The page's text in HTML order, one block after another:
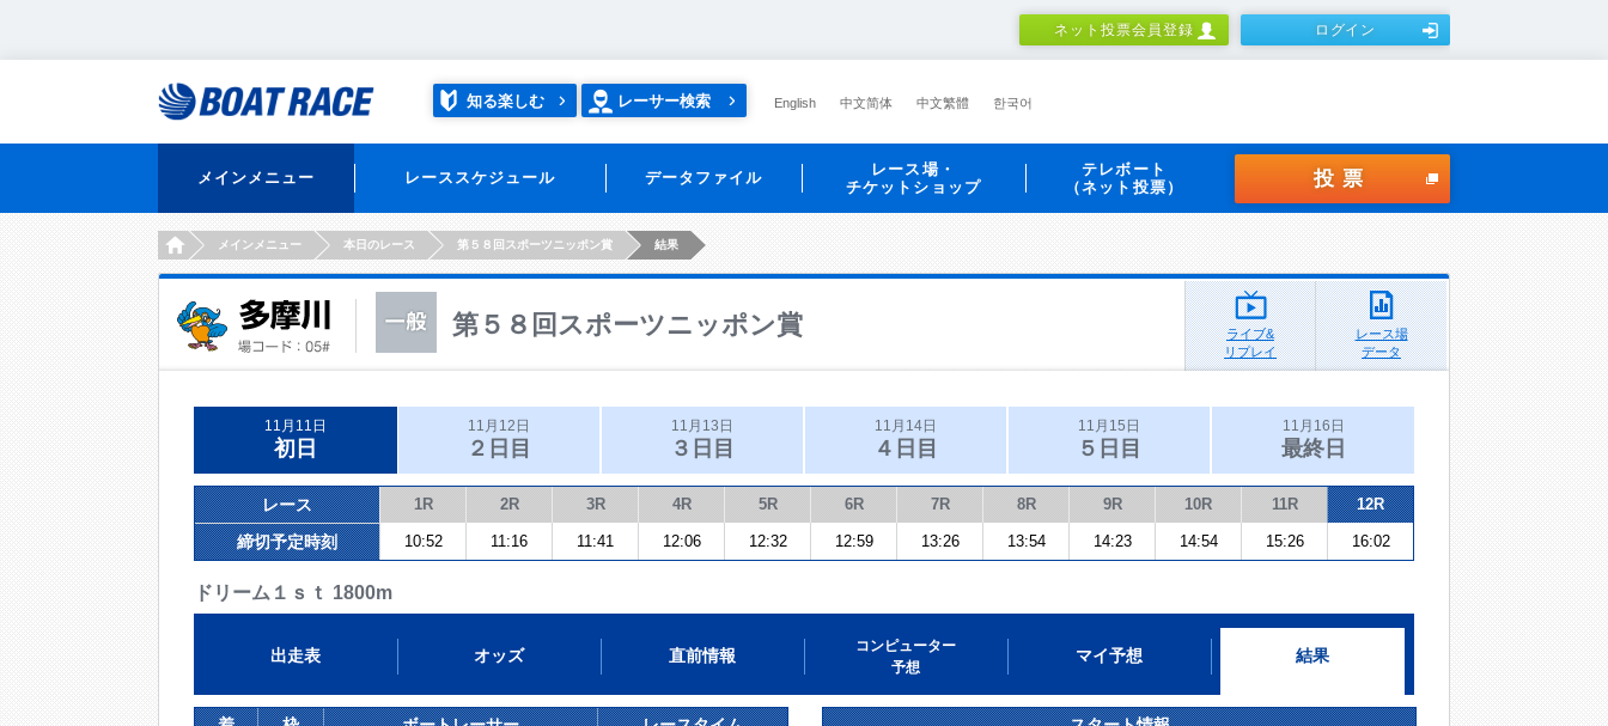
ネット投票会員登録 ログイン
知る楽しむ レーサー検索 English 中文简体 中文繁體 한국어
メインメニュー レーススケジュール データファイル
レース場・
チケットショップ
テレボート
（ネット投票）
投票
HOMEメインメニュー 本日のレース 第５８回スポーツニッポン賞 結果
第５８回スポーツニッポン賞
ライブ&
リプレイ
レース場
データ
11月11日
初日
11月12日
２日目
11月13日
３日目
11月14日
４日目
11月15日
５日目
11月16日
最終日
レース 1R 2R 3R 4R 5R 6R 7R 8R 9R 10R 11R 12R
締切予定時刻 10:52 11:16 11:41 12:06 12:32 12:59 13:26 13:54 14:23 14:54 15:26 16:02
ドリーム１ｓｔ 1800m
出走表 オッズ 直前情報
コンピューター
予想
マイ予想 結果